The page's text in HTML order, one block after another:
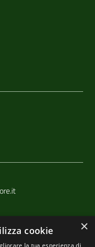
×
cookie
la tua esperienza di